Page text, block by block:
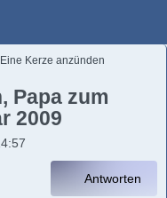
Kerze anzünden
Papa zum
2009
Antworten